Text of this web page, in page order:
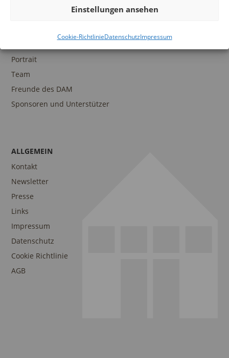
Einstellungen ansehen
Cookie-RichtlinieDatenschutzImpressum
Portrait
Team
Freunde des DAM
Sponsoren und Unterstützer
ALLGEMEIN
Kontakt
Newsletter
Presse
Links
Impressum
Datenschutz
Cookie Richtlinie
AGB